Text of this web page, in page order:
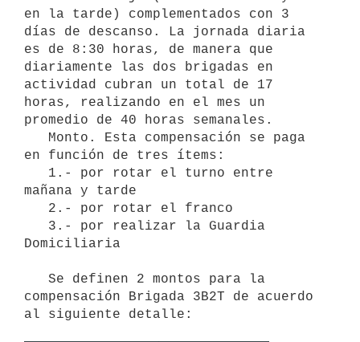
en la tarde) complementados con 3
días de descanso. La jornada diaria
es de 8:30 horas, de manera que
diariamente las dos brigadas en
actividad cubran un total de 17
horas, realizando en el mes un
promedio de 40 horas semanales.
en función de tres ítems:
mañana y tarde
Domiciliaria
compensación Brigada 3B2T de acuerdo
al siguiente detalle: